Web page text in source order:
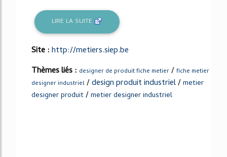
LIRE LA SUITE
Site :http://metiers.siep.be
Thèmes liés : designer de produit fiche metier / fiche metier
designer industriel /design produit industriel/metier
designer produit/metier designer industriel